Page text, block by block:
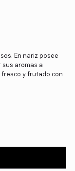
En nariz posee
aromas a
fresco y frutado con